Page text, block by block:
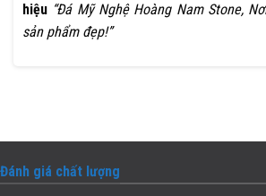
hiệu “Đá Mỹ Nghệ Hoàng Nam Stone,
sản phẩm đẹp!”
Đánh giá chất lượng